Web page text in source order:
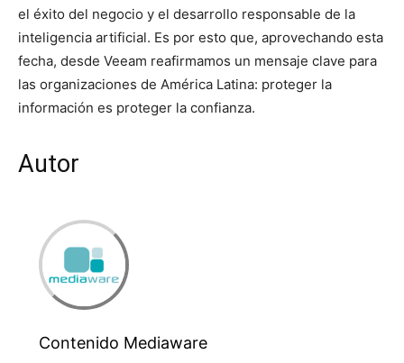
el éxito del negocio y el desarrollo responsable de la
inteligencia artificial. Es por esto que, aprovechando esta
fecha, desde Veeam reafirmamos un mensaje clave para
las organizaciones de América Latina: proteger la
información es proteger la confianza.
Autor
Contenido Mediaware